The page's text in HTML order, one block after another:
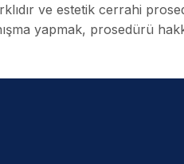
ve estetik cerrahi
yapmak, prosedürü